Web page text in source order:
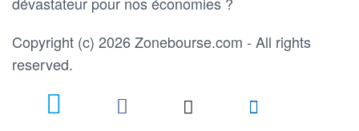
Copyright (c) 2026 Zonebourse.com - All rights
reserved.